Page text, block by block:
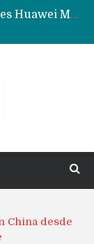
Data Centers de Huawei en Chile, México, Brasil,Perú y Argentina podrían verse afectados por arremetida de EE.UU
China desde